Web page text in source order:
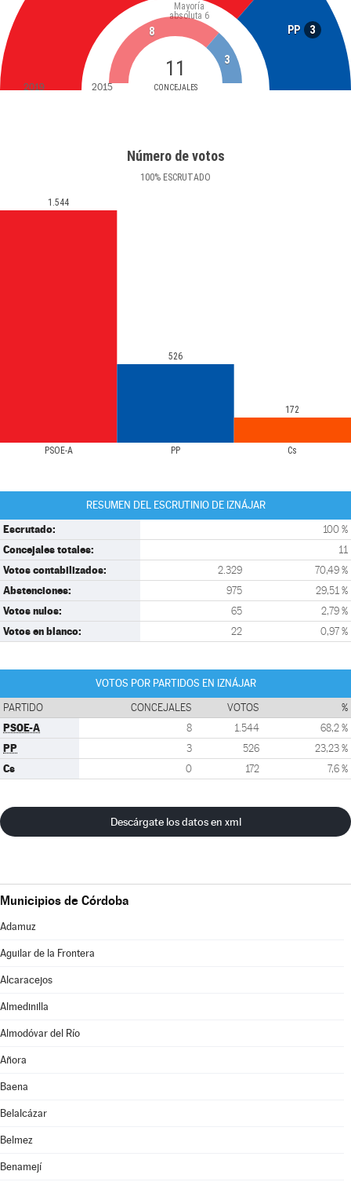
PP 3
11
CONCEJALES
Mayoría
absoluta 6
8
3
2019 2015
Número de votos
100% ESCRUTADO
PSOE-A PP Cs
1.544
526
172
RESUMEN DEL ESCRUTINIO DE IZNÁJAR
Escrutado: 100 %
Concejales totales: 11
Votos contabilizados: 2.329 70,49 %
Abstenciones: 975 29,51 %
Votos nulos: 65 2,79 %
Votos en blanco: 22 0,97 %
VOTOS POR PARTIDOS EN IZNÁJAR
PARTIDO CONCEJALES VOTOS %
PSOE-A 8 1.544 68,2 %
PP 3 526 23,23 %
Cs 0 172 7,6 %
Descárgate los datos en xml
Municipios de Córdoba
Adamuz
Aguilar de la Frontera
Alcaracejos
Almedinilla
Almodóvar del Río
Añora
Baena
Belalcázar
Belmez
Benamejí